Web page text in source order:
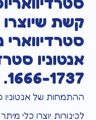
קשת
סטרדיווארי
אנטוניו
1666-1737.
ההתמחות של אנטוניו
לכינורות יוצרו כלי